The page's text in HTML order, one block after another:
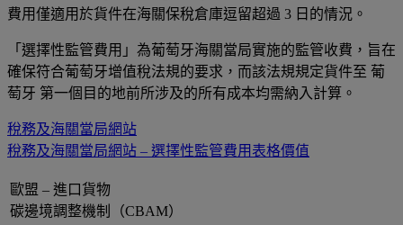
費用僅適用於貨件在海關保稅倉庫逗留超過 3 日的情況。
「選擇性監管費用」為葡萄牙海關當局實施的監管收費，旨在
確保符合葡萄牙增值稅法規的要求，而該法規規定貨件至 葡
萄牙 第一個目的地前所涉及的所有成本均需納入計算。
稅務及海關當局網站
稅務及海關當局網站 – 選擇性監管費用表格價值
歐盟 – 進口貨物
碳邊境調整機制（CBAM）